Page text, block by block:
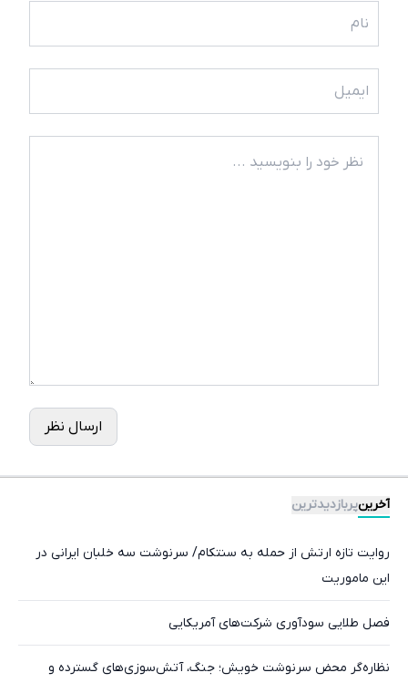
ارسال نظر
آخرینپربازدیدترین
روایت تازه ارتش از حمله به سنتکام/ سرنوشت سه خلبان ایرانی در
این ماموریت
فصل طلایی سودآوری شرکت‌های آمریکایی
نظاره‌گر محض سرنوشت خویش؛ جنگ‌، آتش‌سوزی‌های گسترده و